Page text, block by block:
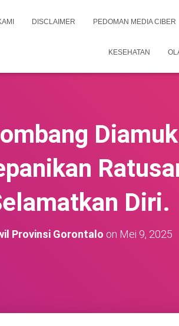
DISCLAIMER PEDOMAN MEDIA CIBER
KESEHATAN
Diri.
Provinsi Gorontalo on Mei 9, 2025